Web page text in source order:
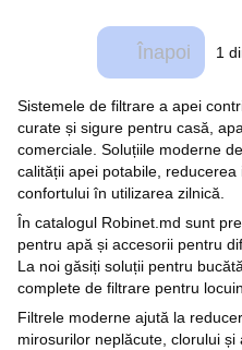
Înapoi 1
Sistemele de filtrare a apei
curate și sigure pentru casă,
comerciale. Soluțiile moderne
calității apei potabile,
confortului în utilizarea zilnică.
În catalogul Robinet.md sunt
pentru apă și accesorii pentru
La noi găsiți soluții pentru
complete de filtrare pentru
Filtrele moderne ajută la
mirosurilor neplăcute, clorului